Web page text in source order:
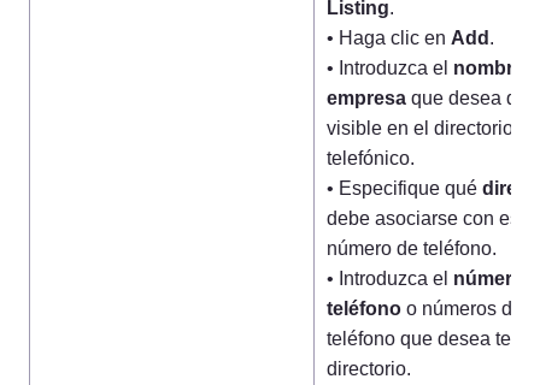
Listing.
• Haga clic en Add .
• Introduzca el nombre
empresa que desea
visible en el directorio
telefónico.
• Especifique qué
debe asociarse con este
número de teléfono.
• Introduzca el número
teléfono o números de
teléfono que desea
directorio.